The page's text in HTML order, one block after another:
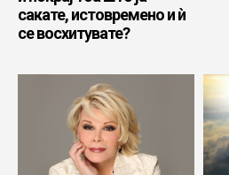
сакате, истовремено и ѝ
се восхитувате?